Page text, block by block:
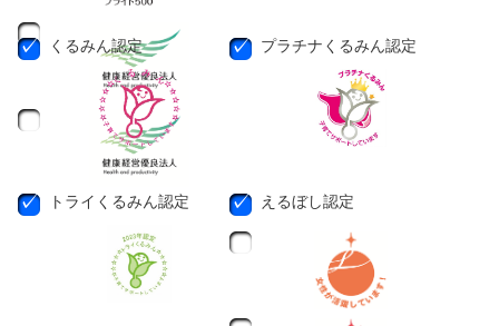
くるみん認定 プラチナくるみん認定
トライくるみん認定 えるぼし認定